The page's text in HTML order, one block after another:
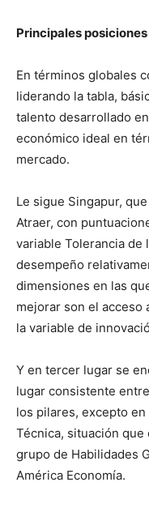
Principales
En términos globales
liderando la tabla,
talento desarrollado
económico ideal en
mercado.
Le sigue Singapur,
Atraer, con
variable Tolerancia de
desempeño
dimensiones en las
mejorar son el
la variable de
Y en tercer lugar se
lugar consistente
los pilares, excepto
Técnica, situación
grupo de Habilidades
América Economía.